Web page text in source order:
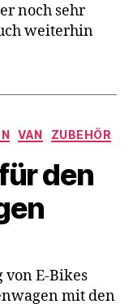
noch sehr
weiterhin
VAN ZUBEHÖR
den
von E-Bikes
mit den